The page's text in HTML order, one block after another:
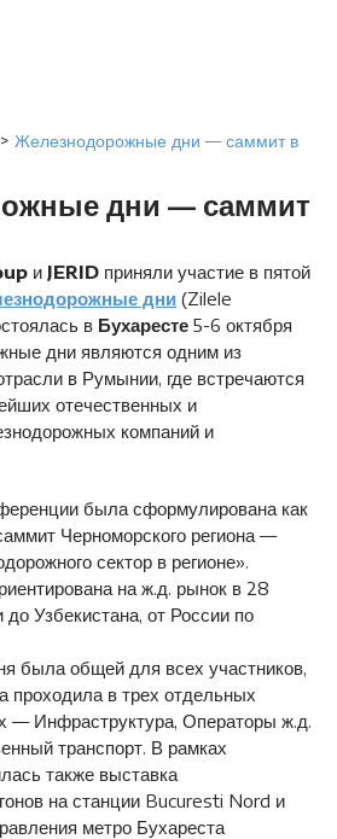
> Железнодорожные дни — саммит в
дни — саммит
и JERID приняли участие в пятой
дни (Zilele
в Бухаресте 5-6 октября
дни являются одним из
в Румынии, где встречаются
отечественных и
компаний и
была сформулирована как
Черноморского региона —
сектор в регионе».
на ж.д. рынок в 28
Узбекистана, от России по
была общей для всех участников,
проходила в трех отдельных
— Инфраструктура, Операторы ж.д.
транспорт. В рамках
также выставка
на станции Bucuresti Nord и
метро Бухареста